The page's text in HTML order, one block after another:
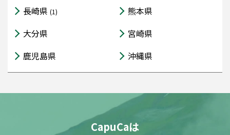
長崎県 (1)
熊本県
大分県
宮崎県
鹿児島県
沖縄県
CapuCaは